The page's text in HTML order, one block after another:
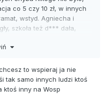
co 5 czy 10 zł, w innych
wstyd. Agniecha i
szkoła też d*** dała,
dyrektor a na dmuchańcu
to już nic, zwłaszcza
gospodyń było, Ścienne
Fajne występy, seniorzy
to wspieraj ja nie
tak samo innych ludzi ktoś
ktoś inny na Wosp